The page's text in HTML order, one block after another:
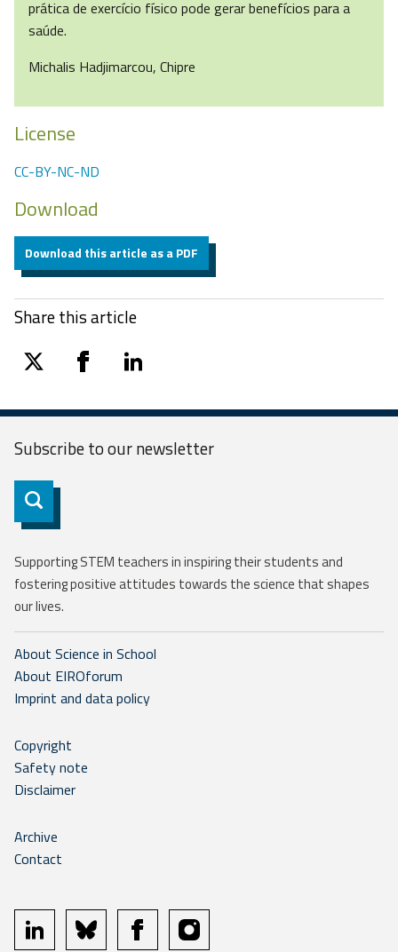
prática de exercício físico pode gerar benefícios para a
saúde.
Michalis Hadjimarcou, Chipre
License
CC-BY-NC-ND
Download
Download this article as a PDF
Share this article
twitter facebooklinkedin
Subscribe to ournewsletter
Subscribe
Supporting STEM teachers in inspiring their students and
fostering positive attitudes towards the science that shapes
our lives.
About Science in School
About EIROforum
Imprint and data policy
Copyright
Safety note
Disclaimer
Archive
Contact
linkedin bluesky facebookinstagram